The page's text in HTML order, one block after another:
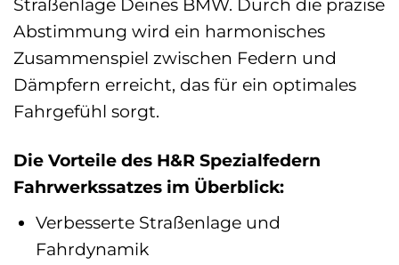
Straßenlage Deines BMW. Durch die präzise
Abstimmung wird ein harmonisches
Zusammenspiel zwischen Federn und
Dämpfern erreicht, das für ein optimales
Fahrgefühl sorgt.
Die Vorteile des H&R Spezialfedern
Fahrwerkssatzes im Überblick:
Verbesserte Straßenlage und
Fahrdynamik